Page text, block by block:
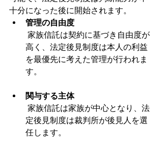
十分になった後に開始されます。
管理の自由度
家族信託は契約に基づき自由度が
高く、法定後見制度は本人の利益
を最優先に考えた管理が行われま
す。
関与する主体
家族信託は家族が中心となり、法
定後見制度は裁判所が後見人を選
任します。